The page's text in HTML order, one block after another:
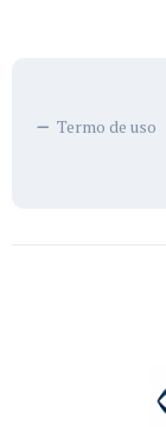
Termo de uso